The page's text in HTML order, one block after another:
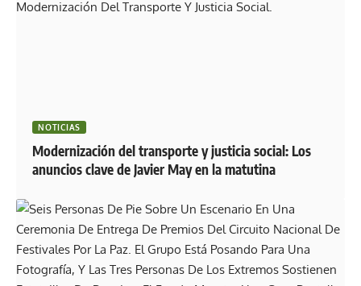
NOTICIAS
Modernización del transporte y justicia social: Los
anuncios clave de Javier May en la matutina